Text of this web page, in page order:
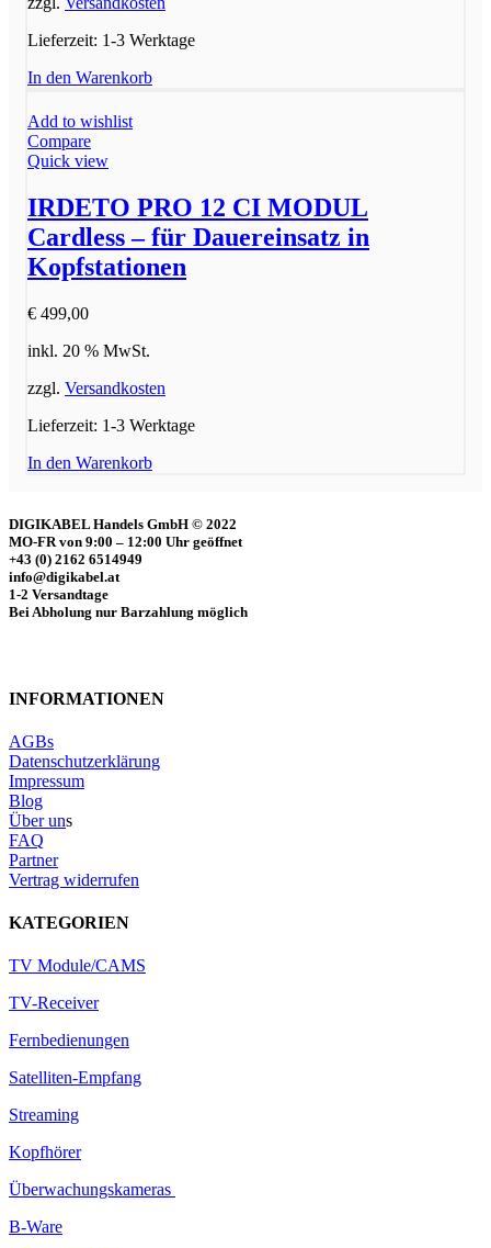
Lieferzeit: 1-3 Werktage
In den Warenkorb
Add to wishlist
Compare
Quick view
IRDETO PRO 12 CI MODUL
Cardless – für Dauereinsatz in
Kopfstationen
€ 499,00
inkl. 20 % MwSt.
zzgl. Versandkosten
Lieferzeit: 1-3 Werktage
In den Warenkorb
DIGIKABEL Handels GmbH © 2022
MO-FR von 9:00 – 12:00 Uhr geöffnet
+43 (0) 2162 6514949
info@digikabel.at
1-2 Versandtage
Bei Abholung nur Barzahlung möglich
INFORMATIONEN
AGBs
Datenschutzerklärung
Impressum
Blog
Über uns
FAQ
Partner
Vertrag widerrufen
KATEGORIEN
TV Module/CAMS
TV-Receiver
Fernbedienungen
Satelliten-Empfang
Streaming
Kopfhörer
Überwachungskameras
B-Ware